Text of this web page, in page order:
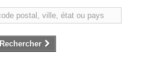
Rechercher